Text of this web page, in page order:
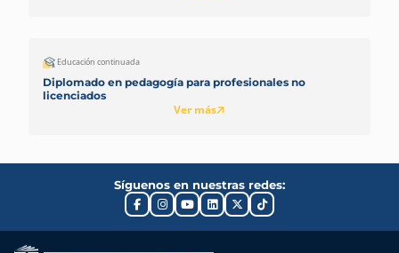
Educación continuada
Diplomado en pedagogía para profesionales no
licenciados
Ver más
Síguenos en nuestras redes: